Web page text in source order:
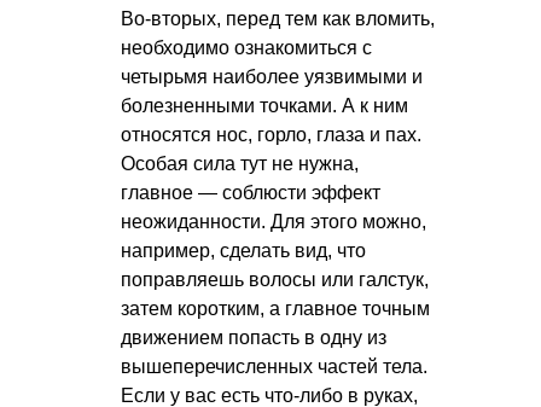
Во-вторых, перед тем как вломить,
необходимо ознакомиться с
четырьмя наиболее уязвимыми и
болезненными точками. А к ним
относятся нос, горло, глаза и пах.
Особая сила тут не нужна,
главное — соблюсти эффект
неожиданности. Для этого можно,
например, сделать вид, что
поправляешь волосы или галстук,
затем коротким, а главное точным
движением попасть в одну из
вышеперечисленных частей тела.
Если у вас есть что-либо в руках,